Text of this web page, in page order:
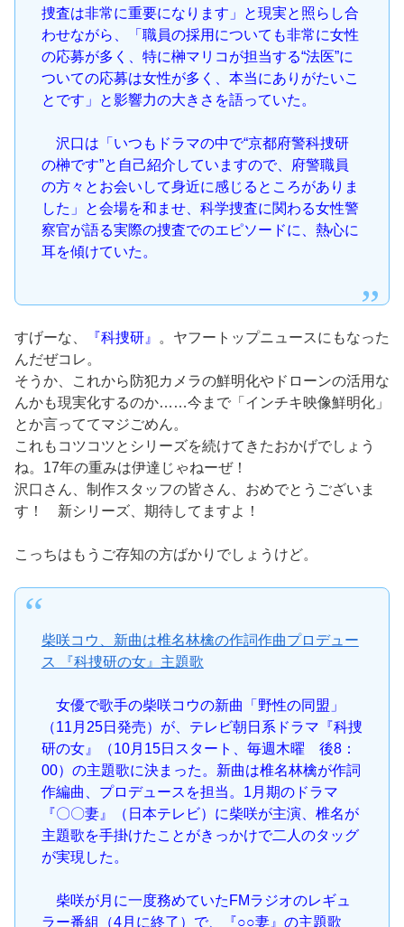
捜査は非常に重要になります」と現実と照らし合
わせながら、「職員の採用についても非常に女性
の応募が多く、特に榊マリコが担当する“法医”に
ついての応募は女性が多く、本当にありがたいこ
とです」と影響力の大きさを語っていた。
沢口は「いつもドラマの中で“京都府警科捜研
の榊です”と自己紹介していますので、府警職員
の方々とお会いして身近に感じるところがありま
した」と会場を和ませ、科学捜査に関わる女性警
察官が語る実際の捜査でのエピソードに、熱心に
耳を傾けていた。
すげーな、 『科捜研』
。ヤフートップニュースにもなった
んだぜコレ。
そうか、これから防犯カメラの鮮明化やドローンの活用な
んかも現実化するのか……今まで「インチキ映像鮮明化」
とか言っててマジごめん。
これもコツコツとシリーズを続けてきたおかげでしょう
ね。17年の重みは伊達じゃねーぜ！
沢口さん、制作スタッフの皆さん、おめでとうございま
す！ 新シリーズ、期待してますよ！
こっちはもうご存知の方ばかりでしょうけど。
柴咲コウ、新曲は椎名林檎の作詞作曲プロデュー
ス 『科捜研の女』主題歌
女優で歌手の柴咲コウの新曲「野性の同盟」
（11月25日発売）が、テレビ朝日系ドラマ『科捜
研の女』（10月15日スタート、毎週木曜 後8：
00）の主題歌に決まった。新曲は椎名林檎が作詞
作編曲、プロデュースを担当。1月期のドラマ
『〇〇妻』（日本テレビ）に柴咲が主演、椎名が
主題歌を手掛けたことがきっかけで二人のタッグ
が実現した。
柴咲が月に一度務めていたFMラジオのレギュ
ラー番組（4月に終了）で、『○○妻』の主題歌